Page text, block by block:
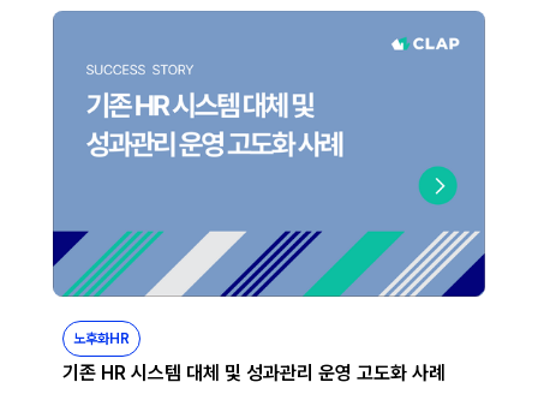
노후화HR
기존 HR 시스템 대체 및 성과관리 운영 고도화 사례